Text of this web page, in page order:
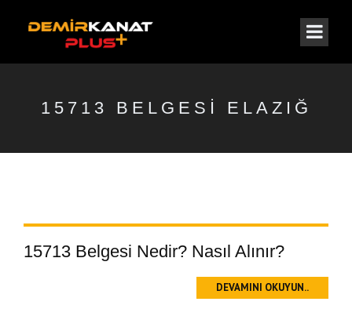
15713 BELGESI ELAZIĞ
15713 Belgesi Nedir? Nasıl Alınır?
DEVAMINI OKUYUN..